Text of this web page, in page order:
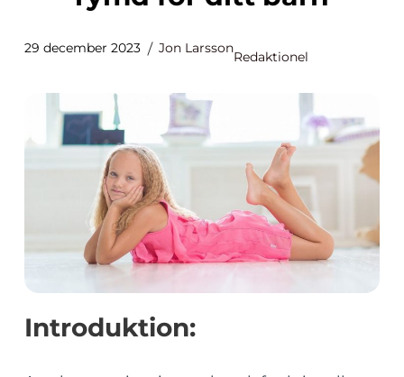
29 december 2023 Jon Larsson
Redaktionel
Introduktion: